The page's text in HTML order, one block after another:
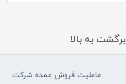
برگشت به بالا
عاملیت فروش عمده شرکت